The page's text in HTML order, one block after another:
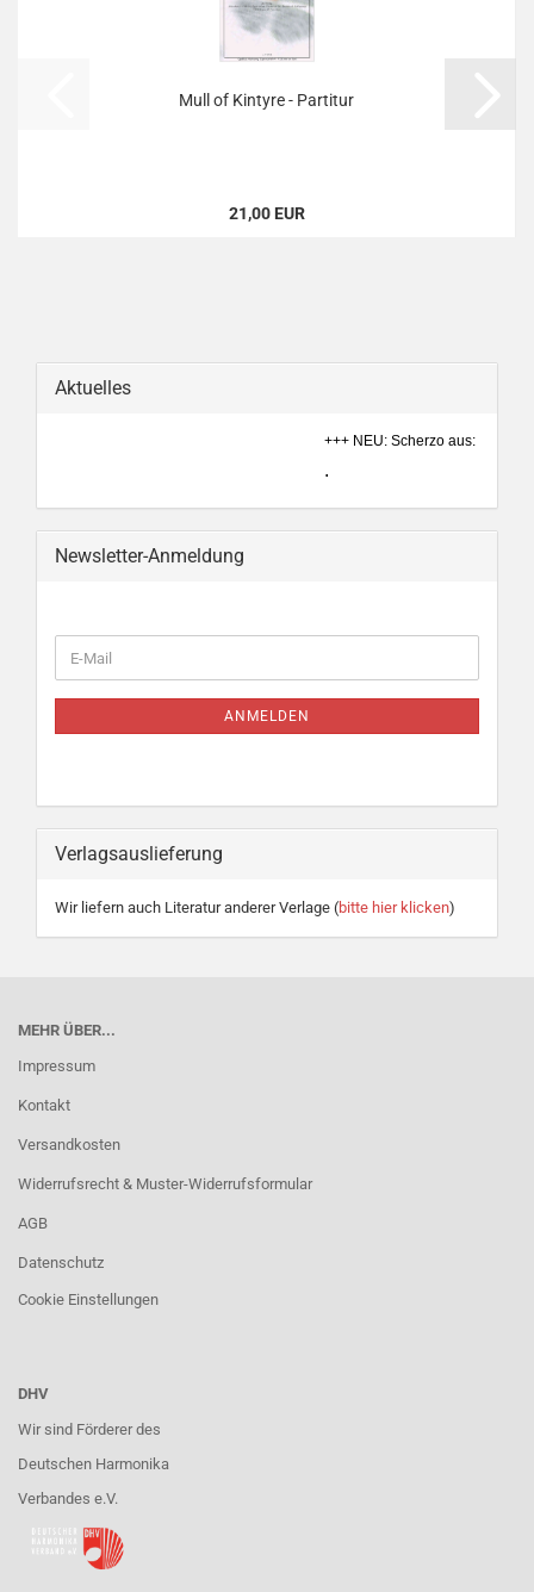
Mull of Kintyre - Partitur
21,00 EUR
Aktuelles
+++ NEU: Scherzo aus: Ein
Newsletter-Anmeldung
ZUR
E-
Mail
ANMELDEN
Verlagsauslieferung
Wir liefern auch Literatur anderer Verlage (bitte hier klicken)
MEHR ÜBER...
Impressum
Kontakt
Versandkosten
Widerrufsrecht & Muster-Widerrufsformular
AGB
Datenschutz
Cookie Einstellungen
DHV
Wir sind Förderer des
Deutschen Harmonika
Verbandes e.V.